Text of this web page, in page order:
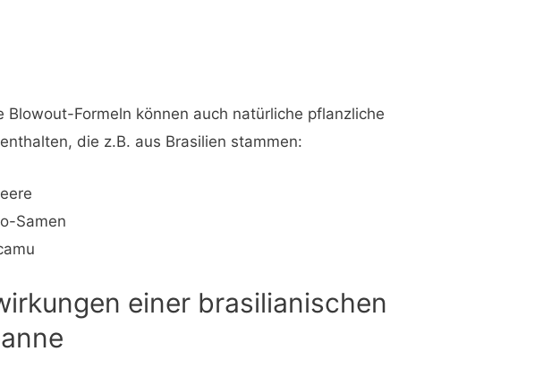
Blowout-Formeln können auch natürliche pflanzliche
die z.B. aus Brasilien stammen:
Samen
einer brasilianischen